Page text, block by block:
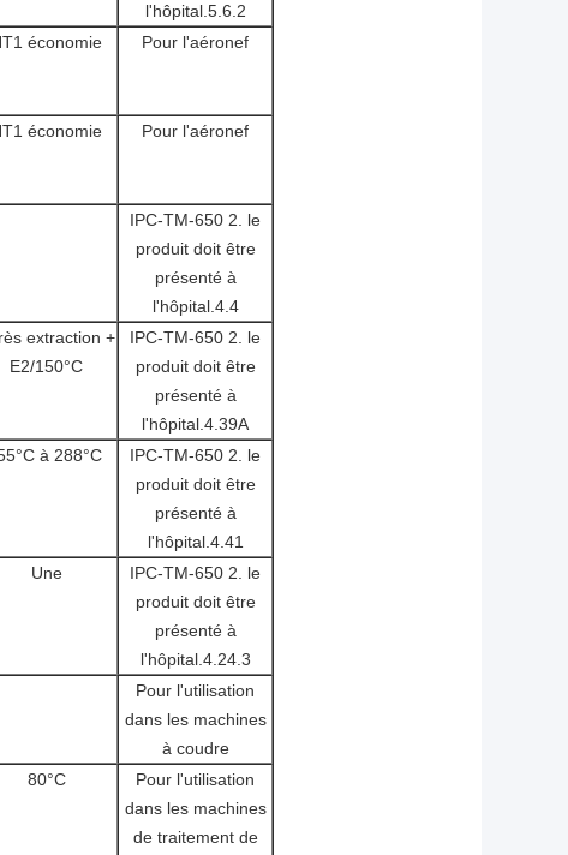
l'hôpital.5.6.2
économie Pour l'aéronef
économie Pour l'aéronef
IPC-TM-650 2. le
produit doit être
présenté à
l'hôpital.4.4
extraction +
E2/150°C
IPC-TM-650 2. le
produit doit être
présenté à
l'hôpital.4.39A
à 288°C
IPC-TM-650 2. le
produit doit être
présenté à
l'hôpital.4.41
Une
IPC-TM-650 2. le
produit doit être
présenté à
l'hôpital.4.24.3
Pour l'utilisation
dans les machines
à coudre
80°C
Pour l'utilisation
dans les machines
de traitement de